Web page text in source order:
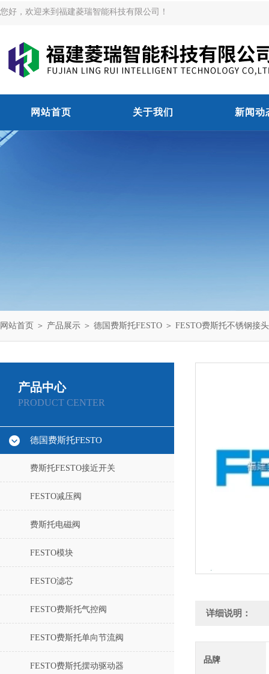
您好，欢迎来到福建菱瑞智能科技有限公司！
网站首页 关于我们 新闻动
网站首页 ＞ 产品展示 ＞ 德国费斯托FESTO ＞ FESTO费斯托不锈钢接头
产品中心
PRODUCT CENTER
德国费斯托FESTO
费斯托FESTO接近开关
FESTO减压阀
费斯托电磁阀
FESTO模块
FESTO滤芯
FESTO费斯托气控阀
FESTO费斯托单向节流阀
FESTO费斯托摆动驱动器
详细说明：
品牌